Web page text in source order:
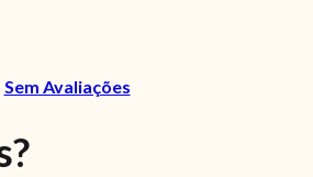
Sem Avaliações